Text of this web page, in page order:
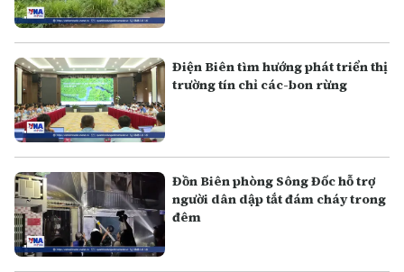
Điện Biên tìm hướng phát triển thị
trường tín chỉ các-bon rừng
Đồn Biên phòng Sông Đốc hỗ trợ
người dân dập tắt đám cháy trong
đêm